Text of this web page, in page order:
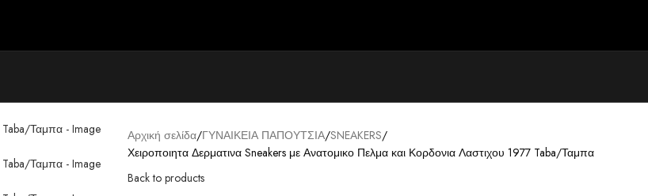
Αρχική σελίδα ΓΥΝΑΙΚΕΙΑ ΠΑΠΟΥΤΣΙΑ SNEAKERS
Χειροποιητα Δερματινα Sneakers με Ανατομικο Πελμα και Κορδονια Λαστιχου 1977 Taba/Ταμπα
Back to products